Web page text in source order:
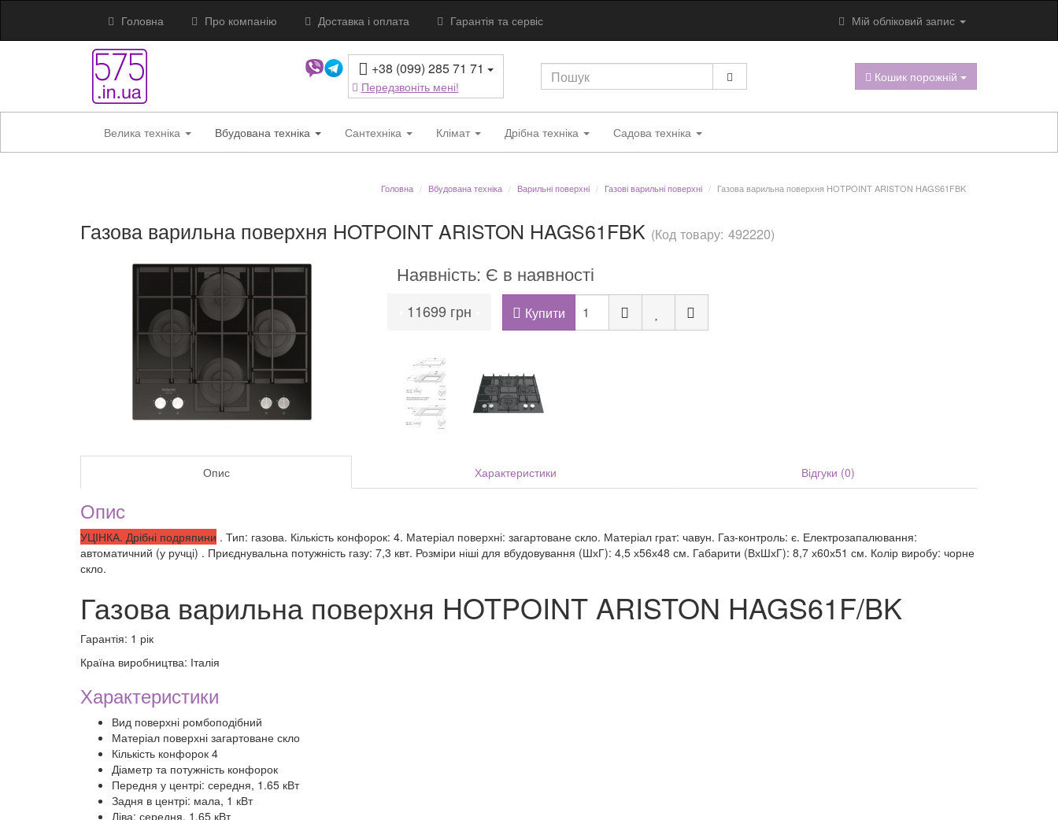
Головна Про компанію Доставка і оплата Гарантія та сервіс Мій обліковий запис
+38 (099) 285 71 71
Передзвоніть мені!
Кошик порожній
Велика техніка Вбудована техніка Сантехніка Клімат Дрібна техніка Садова техніка
Головна Вбудована техніка Варильні поверхні Газові варильні поверхні Газова варильна поверхня HOTPOINT ARISTON HAGS61FBK
Газова варильна поверхня HOTPOINT ARISTON HAGS61FBK (Код товару: 492220)
Наявність: Є в наявності
11699 грн Купити
Опис Характеристики Відгуки (0)
Опис
УЦІНКА. Дрібні подряпини . Тип: газова. Кількість конфорок: 4. Матеріал поверхні: загартоване скло. Матеріал грат: чавун. Газ-контроль: є. Електрозапалювання:
автоматичний (у ручці) . Приєднувальна потужність газу: 7,3 квт. Розміри ніші для вбудовування (ШхГ): 4,5 х56х48 см. Габарити (ВхШхГ): 8,7 х60х51 см. Колір виробу: чорне
скло.
Газова варильна поверхня HOTPOINT ARISTON HAGS61F/BK
Гарантія: 1 рік
Країна виробництва: Італія
Характеристики
Вид поверхні ромбоподібний
Матеріал поверхні загартоване скло
Кількість конфорок 4
Діаметр та потужність конфорок
Передня у центрі: середня, 1.65 кВт
Задня в центрі: мала, 1 кВт
Ліва: середня, 1.65 кВт